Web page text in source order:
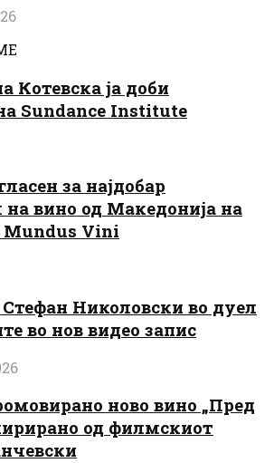
Котевска ја доби
Sundance Institute
за најдобар
на вино од Македонија на
Mundus Vini
Стефан Николовски во дуел
во нов видео запис
ново вино „Пред
од филмскиот